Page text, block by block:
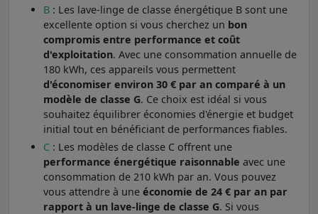
B : Les lave-linge de classe énergétique B sont une
excellente option si vous cherchez un bon
compromis entre performance et coût
d'exploitation. Avec une consommation annuelle de
180 kWh, ces appareils vous permettent
d'économiser environ 30 € par an comparé à un
modèle de classe G. Ce choix est idéal si vous
souhaitez équilibrer économies d'énergie et budget
initial tout en bénéficiant de performances fiables.
C : Les modèles de classe C offrent une
performance énergétique raisonnable avec une
consommation de 210 kWh par an. Vous pouvez
vous attendre à une économie de 24 € par an par
rapport à un lave-linge de classe G. Si vous